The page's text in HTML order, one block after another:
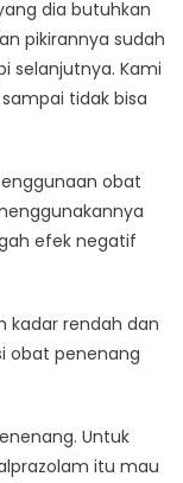
dia butuhkan
pikirannya sudah
selanjutnya. Kami
tidak bisa
obat
efek negatif
kadar rendah dan
obat penenang
Untuk
itu mau